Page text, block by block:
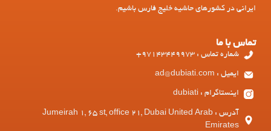
ایرانی در کشورهای حاشیه خلیج فارس باشیم.
تماس با ما
شماره تماس : 97143449973+
ایمیل : ad@dubiati.com
اینستاگرام : dubiati
آدرس : Jumeirah 1, 65 st, office 21, Dubai United Arab
Emirates